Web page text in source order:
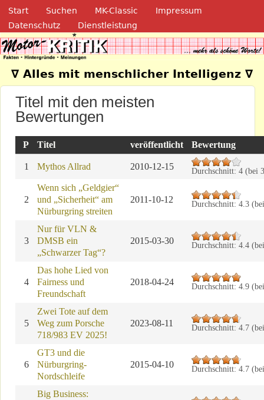
Direkt zum Inhalt
Navigation
Start Suchen MK-Classic
Impressum
Datenschutz
Dienstleistung
Motor-Kritik.de
∇ Alles mit menschlicher Intelligenz ∇
Titel mit den meisten
Bewertungen
P Titel veröffentlicht Bewertung
1 Mythos Allrad 2010-12-15 Durchschnitt: 4 (bei
2
Wenn sich „Geldgier“
und „Sicherheit“ am
Nürburgring streiten
2011-10-12 Durchschnitt: 4.3
3
Nur für VLN &
DMSB ein
„Schwarzer Tag“?
2015-03-30 Durchschnitt: 4.4
4
Das hohe Lied von
Fairness und
Freundschaft
2018-04-24 Durchschnitt: 4.9
5
Zwei Tote auf dem
Weg zum Porsche
718/983 EV 2025!
2023-08-11 Durchschnitt: 4.7
6
GT3 und die
Nürburgring-
Nordschleife
2015-04-10 Durchschnitt: 4.7
Big Business: